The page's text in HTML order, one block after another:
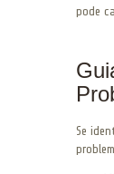
pode
Se